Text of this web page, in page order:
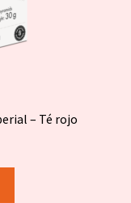
– Té rojo